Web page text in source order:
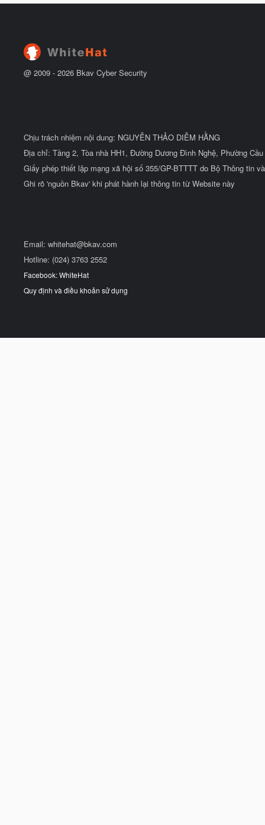
ầ
b
u
@ 2009 - 2026 Bkav Cyber Security
Chịu trách nhiệm nội dung: NGUYỄN THẢO DIỄM HẰNG
Địa chỉ: Tầng 2, Tòa nhà HH1, Đường Dương Đình Nghệ, Phường
Giấy phép thiết lập mạng xã hội số 355/GP-BTTTT do Bộ Thông tin
Ghi rõ 'nguồn Bkav' khi phát hành lại thông tin từ Website này
Email: whitehat@bkav.com
Hotline: (024) 3763 2552
Facebook: WhiteHat
Quy định và điều khoản sử dụng